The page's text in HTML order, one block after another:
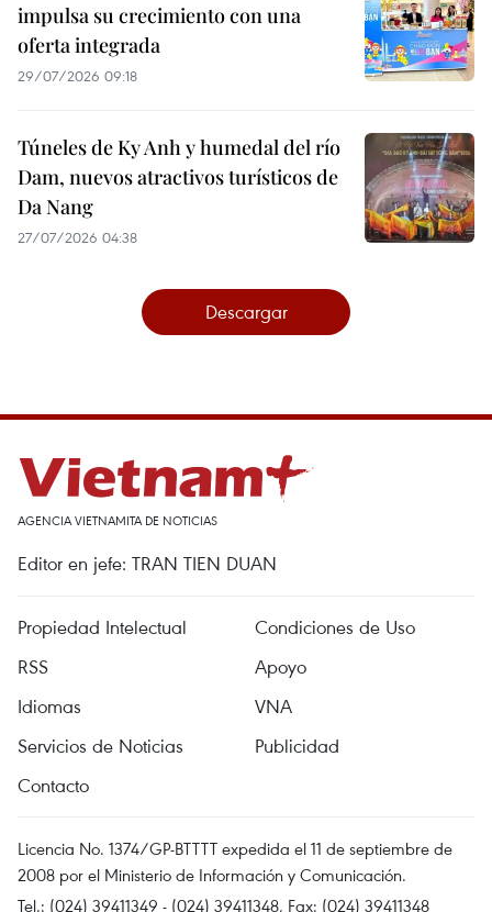
impulsa su crecimiento con una
oferta integrada
29/07/2026 09:18
Túneles de Ky Anh y humedal del río
Dam, nuevos atractivos turísticos de
Da Nang
27/07/2026 04:38
Descargar
AGENCIA VIETNAMITA DE NOTICIAS
Editor en jefe: TRAN TIEN DUAN
Propiedad Intelectual
Condiciones de Uso
RSS
Apoyo
Idiomas
VNA
Servicios de Noticias
Publicidad
Contacto
Licencia No. 1374/GP-BTTTT expedida el 11 de septiembre de
2008 por el Ministerio de Información y Comunicación.
Tel.: (024) 39411349 - (024) 39411348, Fax: (024) 39411348